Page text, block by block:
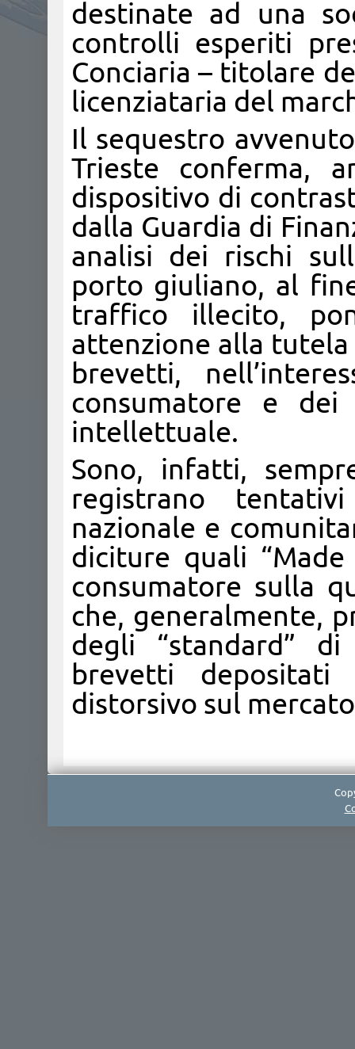
destinate ad una
controlli esperiti
Conciaria – titolare
licenziataria del
Il sequestro
Trieste conferma,
dispositivo di
dalla Guardia di
analisi dei rischi
porto giuliano, al
traffico illecito,
attenzione alla tutela
brevetti,
consumatore e
intellettuale.
Sono, infatti,
registrano
nazionale e
diciture quali
consumatore sulla
che, generalmente,
degli “standard”
brevetti
distorsivo sul